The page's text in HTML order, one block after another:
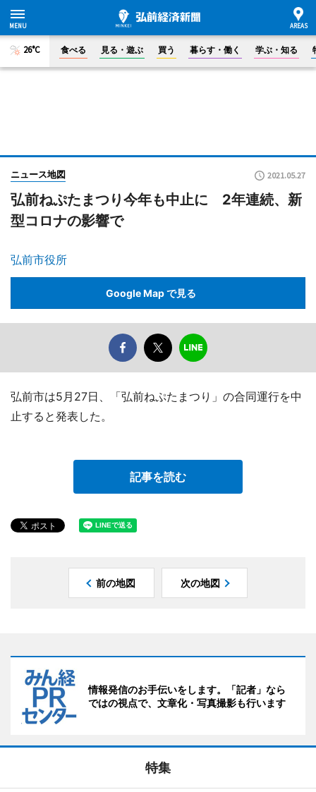
26°C 食べる 見る・遊ぶ 買う 暮らす・働く 学ぶ・知る
ニュース地図 2021.05.27
弘前ねぷたまつり今年も中止に 2年連続、新
型コロナの影響で
弘前市役所
Google Map で見る
弘前市は5月27日、「弘前ねぷたまつり」の合同運行を中
止すると発表した。
記事を読む
前の地図 次の地図
情報発信のお手伝いをします。「記者」なら
ではの視点で、文章化・写真撮影も行います
特集